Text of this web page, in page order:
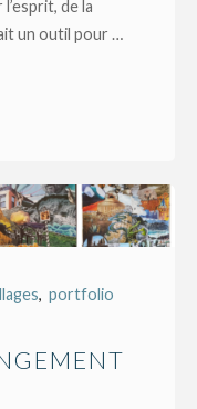
de la
un outil pour …
, portfolio